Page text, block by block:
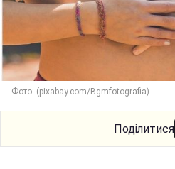
Фото: (pixabay.com/Bgmfotografia)
Поділитися